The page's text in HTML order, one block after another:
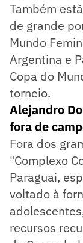
Também
de grande
Mundo
Argentina e
Copa do
torneio.
Alejandro
fora de
Fora dos
"Complexo
Paraguai,
voltado à
recursos